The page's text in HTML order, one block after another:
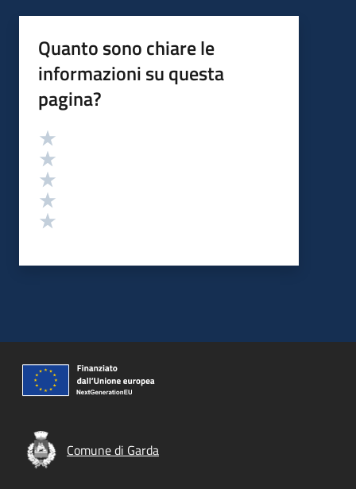
Quanto sono chiare le
informazioni su questa
pagina?
Valutazione
Comune di Garda